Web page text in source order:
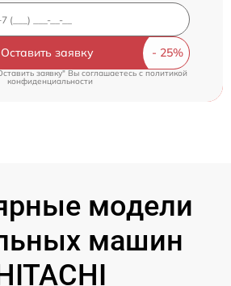
Оставить заявку
заявку" Вы соглашаетесь c политикой
конфиденциальности
модели
машин